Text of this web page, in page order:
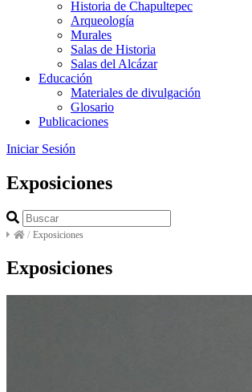
Historia de Chapultepec
Arqueología
Murales
Salas de Historia
Salas del Alcázar
Educación
Materiales de divulgación
Glosario
Publicaciones
Iniciar Sesión
Exposiciones
/ Exposiciones
Exposiciones